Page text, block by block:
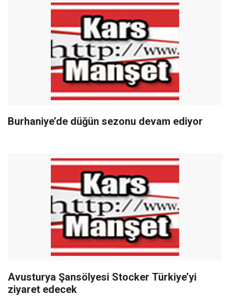
Burhaniye’de düğün sezonu devam ediyor
Avusturya Şansölyesi Stocker Türkiye’yi
ziyaret edecek